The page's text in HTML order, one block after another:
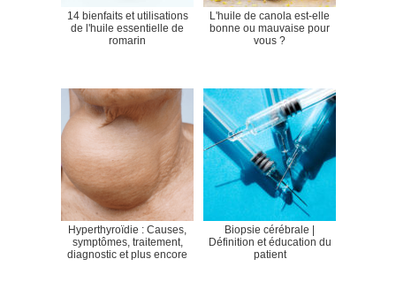
14 bienfaits et utilisations
de l'huile essentielle de
romarin
L'huile de canola est-elle
bonne ou mauvaise pour
vous ?
Hyperthyroïdie : Causes,
symptômes, traitement,
diagnostic et plus encore
Biopsie cérébrale |
Définition et éducation du
patient